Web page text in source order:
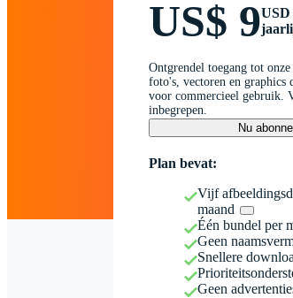
US$ 9USD
Ontgrendel toegang tot
foto's, vectoren en graphics
voor commercieel gebruik.
inbegrepen.
Nu
Plan bevat:
Vijf
maand
Één bundel per
Geen
Snellere
Geen